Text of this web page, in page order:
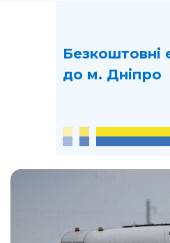
Безкоштовні
до м. Дніпро